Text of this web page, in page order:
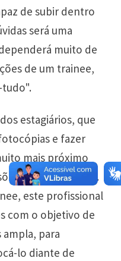
de subir dentro
será uma
muito de
de um trainee,
estagiários, que
e fazer
mais próximo
de sua empresa.
este profissional
com o objetivo de
para
lo diante de